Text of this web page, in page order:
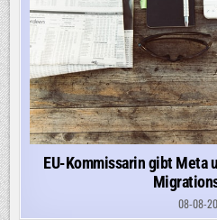
EU-Kommissarin gibt Meta
08-08-